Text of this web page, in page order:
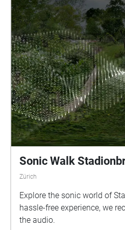
Sonic Walk
Zürich
Explore the sonic world of
hassle-free experience, we
the audio.